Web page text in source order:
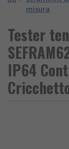
misura
Tester
IP64